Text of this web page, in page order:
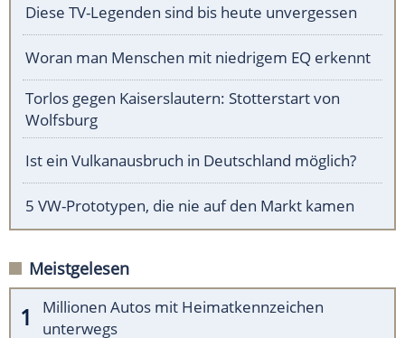
Diese TV-Legenden sind bis heute unvergessen
Woran man Menschen mit niedrigem EQ erkennt
Torlos gegen Kaiserslautern: Stotterstart von
Wolfsburg
Ist ein Vulkanausbruch in Deutschland möglich?
5 VW-Prototypen, die nie auf den Markt kamen
Meistgelesen
Millionen Autos mit Heimatkennzeichen
unterwegs